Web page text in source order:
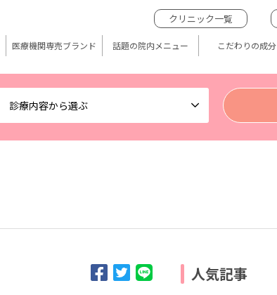
診療内容から選ぶ
クリニック一覧
医療機関専売ブランド 話題の院内メニュー こだわりの成分
人気記事